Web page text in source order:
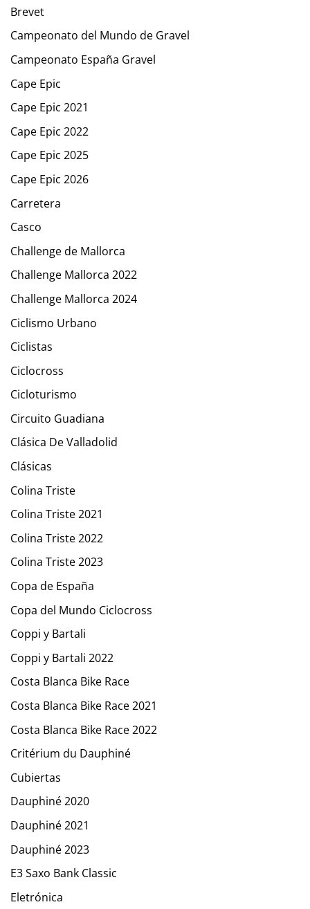
Brevet
Campeonato del Mundo de Gravel
Campeonato España Gravel
Cape Epic
Cape Epic 2021
Cape Epic 2022
Cape Epic 2025
Cape Epic 2026
Carretera
Casco
Challenge de Mallorca
Challenge Mallorca 2022
Challenge Mallorca 2024
Ciclismo Urbano
Ciclistas
Ciclocross
Cicloturismo
Circuito Guadiana
Clásica De Valladolid
Clásicas
Colina Triste
Colina Triste 2021
Colina Triste 2022
Colina Triste 2023
Copa de España
Copa del Mundo Ciclocross
Coppi y Bartali
Coppi y Bartali 2022
Costa Blanca Bike Race
Costa Blanca Bike Race 2021
Costa Blanca Bike Race 2022
Critérium du Dauphiné
Cubiertas
Dauphiné 2020
Dauphiné 2021
Dauphiné 2023
E3 Saxo Bank Classic
Eletrónica